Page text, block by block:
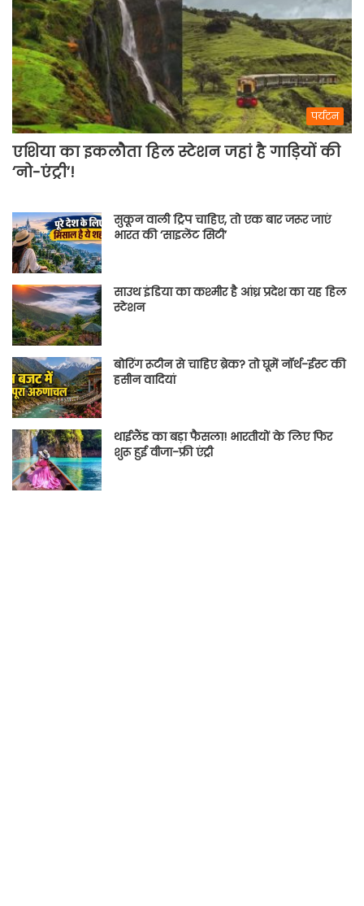
पर्यटन
एशिया का इकलौता हिल स्टेशन जहां है गाड़ियों की
‘नो-एंट्री’!
सुकून वाली ट्रिप चाहिए, तो एक बार जरूर जाएं
भारत की ‘साइलेंट सिटी’
साउथ इंडिया का कश्मीर है आंध्र प्रदेश का यह हिल
स्टेशन
बोरिंग रूटीन से चाहिए ब्रेक? तो घूमें नॉर्थ-ईस्ट की
हसीन वादियां
थाईलैंड का बड़ा फैसला! भारतीयों के लिए फिर
शुरू हुई वीजा-फ्री एंट्री